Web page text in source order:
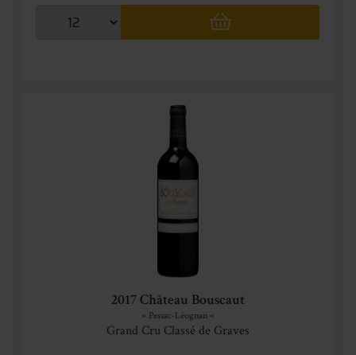
2017 Château Bouscaut
» Pessac-Léognan «
Grand Cru Classé de Graves